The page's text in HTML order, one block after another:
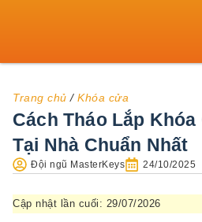
Trang chủ / Khóa cửa
Cách Tháo Lắp Khóa
Tại Nhà Chuẩn Nhất
Đội ngũ MasterKeys 24/10/2025
Cập nhật lần cuối: 29/07/2026